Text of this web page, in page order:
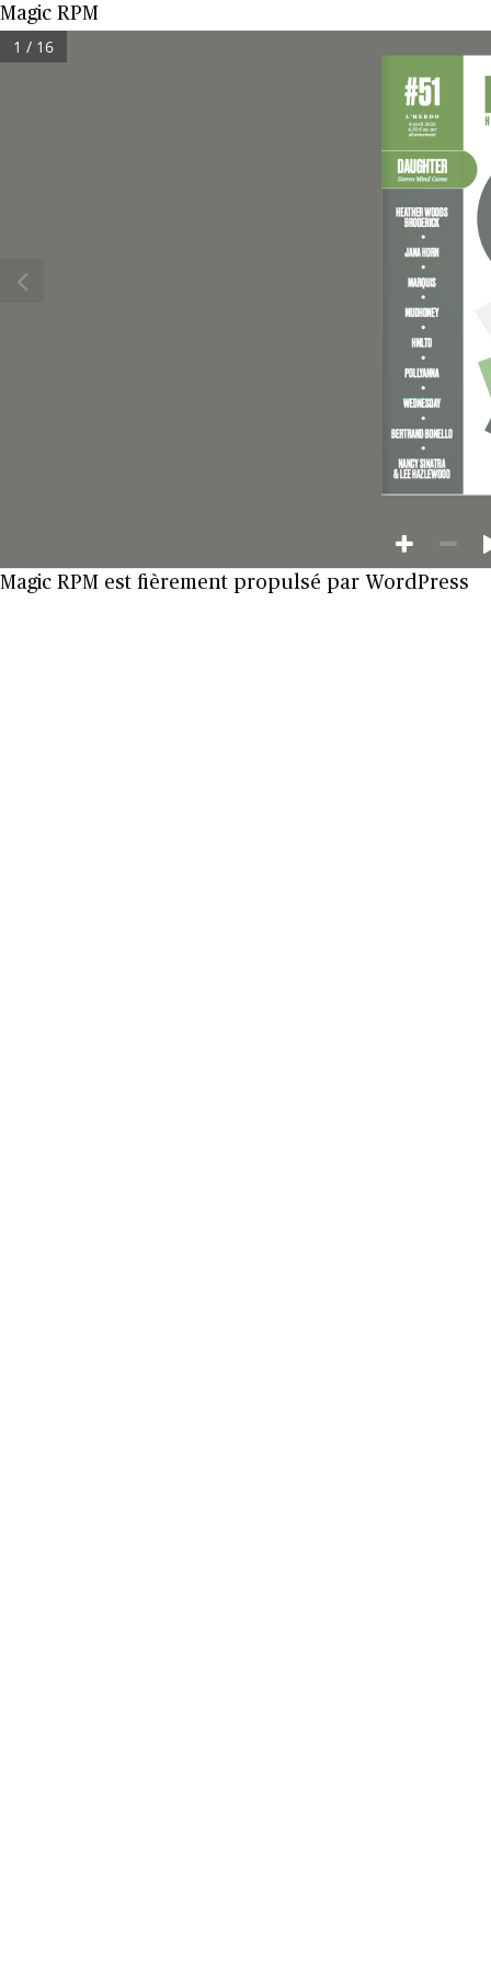
Magic RPM
1 / 16
Magic RPM est fièrement propulsé par WordPress